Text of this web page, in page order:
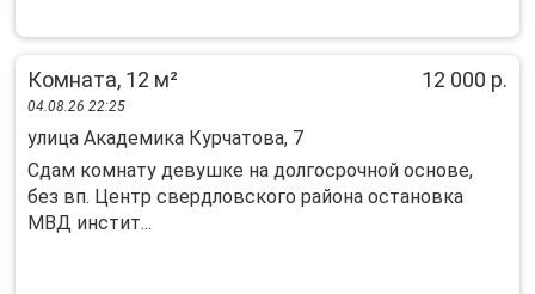
Комната, 12 м² 12 000 р.
04.08.26 22:25
улица Академика Курчатова, 7
Сдам комнату девушке на долгосрочной основе,
без вп. Центр свердловского района остановка
МВД инстит...